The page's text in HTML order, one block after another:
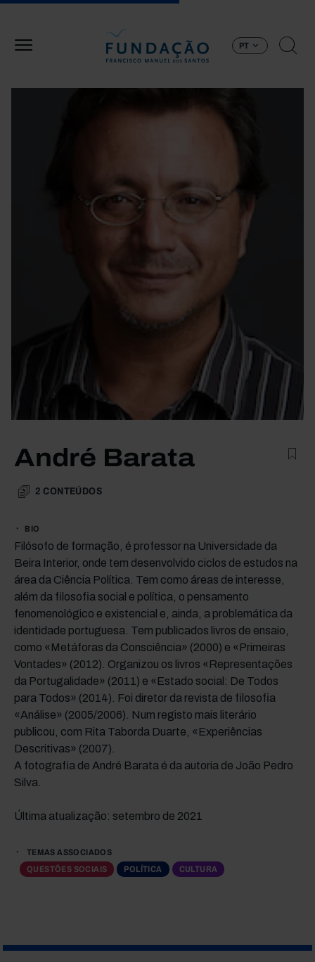
PT
André Barata
2 CONTEÚDOS
BIO
Filósofo de formação, é professor na Universidade da
Beira Interior, onde tem desenvolvido ciclos de estudos na
área da Ciência Política. Tem como áreas de interesse,
além da filosofia social e política, o pensamento
fenomenológico e existencial e, ainda, a problemática da
identidade portuguesa. Tem publicados livros de ensaio,
como «Metáforas da Consciência» (2000) e «Primeiras
Vontades» (2012). Organizou os livros «Representações
da Portugalidade» (2011) e «Estado social: De Todos
para Todos» (2014). Foi diretor da revista de filosofia
«Análise» (2005/2006). Num registo mais literário
publicou, com Rita Taborda Duarte, «Experiências
Descritivas» (2007).
A fotografia de André Barata é da autoria de João Pedro
Silva.
Última atualização: setembro de 2021
TEMAS ASSOCIADOS
QUESTÕES SOCIAIS
POLÍTICA CULTURA